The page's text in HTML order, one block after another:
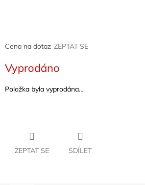
Cena na dotaz ZEPTAT SE
Vyprodáno
Položka byla vyprodána…
ZEPTAT SE SDÍLET